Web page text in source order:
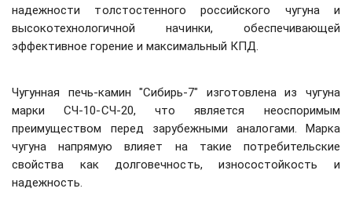
надежности толстостенного российского чугуна и
высокотехнологичной начинки, обеспечивающей
эффективное горение и максимальный КПД.
Чугунная печь-камин "Сибирь-7" изготовлена из чугуна
марки СЧ-10-СЧ-20, что является неоспоримым
преимуществом перед зарубежными аналогами. Марка
чугуна напрямую влияет на такие потребительские
свойства как долговечность, износостойкость и
надежность.